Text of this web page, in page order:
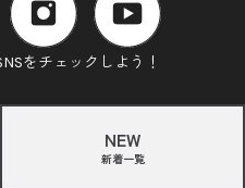
をチェックしよう！
NEW
新着一覧